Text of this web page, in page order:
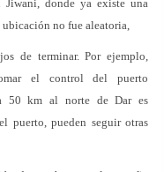
Jiwani, donde ya existe una
no fue aleatoria,
de terminar. Por ejemplo,
el control del puerto
a 50 km al norte de Dar es
puerto, pueden seguir otras